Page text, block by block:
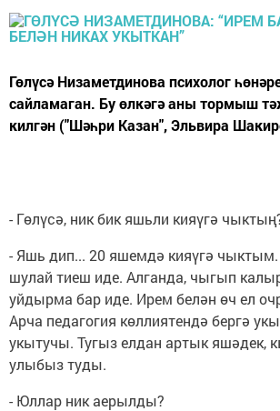
Гөлүсә Низаметдинова психолог
сайламаган. Бу өлкәгә аны тормыш
килгән ("Шәһри Казан", Эльвира
- Гөлүсә, ник бик яшьли кияүгә
- Яшь дип... 20 яшемдә кияүгә чыктым.
шулай тиеш иде. Алганда, чыгып
уйдырма бар иде. Ирем белән өч ел
Арча педагогия көллиятендә бергә
укытучы. Тугыз елдан артык яшәдек,
улыбыз туды.
- Юллар ник аерылды?